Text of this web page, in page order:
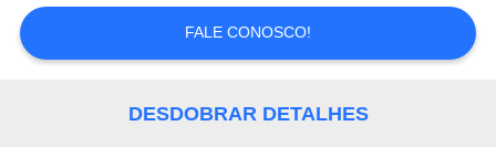
CONTACTE-
NOS
NOTÍCIA
FALE CONOSCO!
DESDOBRAR DETALHES